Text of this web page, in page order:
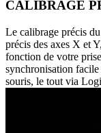
CALIBRAGE
Le calibrage précis
précis des axes X et
fonction de votre
synchronisation facile
souris, le tout via